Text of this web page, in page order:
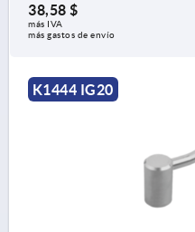
38,58 $
más IVA
más gastos de envío
K1444 IG20